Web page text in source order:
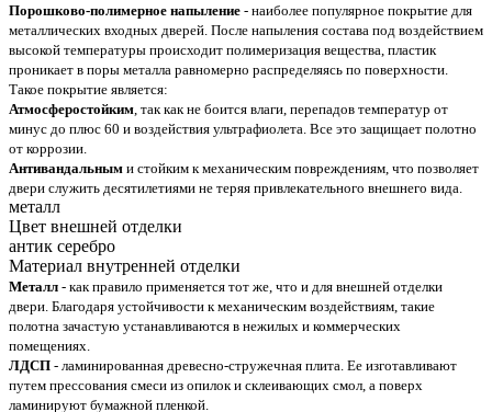
Порошково-полимерное напыление - наиболее популярное покрытие для
металлических входных дверей. После напыления состава под воздействием
высокой температуры происходит полимеризация вещества, пластик
проникает в поры металла равномерно распределяясь по поверхности.
Такое покрытие является:
Атмосферостойким , так как не боится влаги, перепадов температур от
минус до плюс 60 и воздействия ультрафиолета. Все это защищает полотно
от коррозии.
Антивандальным и стойким к механическим повреждениям, что позволяет
двери служить десятилетиями не теряя привлекательного внешнего вида.
металл
Цвет внешней отделки
антик серебро
Материал внутренней отделки
Металл - как правило применяется тот же, что и для внешней отделки
двери. Благодаря устойчивости к механическим воздействиям, такие
полотна зачастую устанавливаются в нежилых и коммерческих
помещениях.
ЛДСП - ламинированная древесно-стружечная плита. Ее изготавливают
путем прессования смеси из опилок и склеивающих смол, а поверх
ламинируют бумажной пленкой.